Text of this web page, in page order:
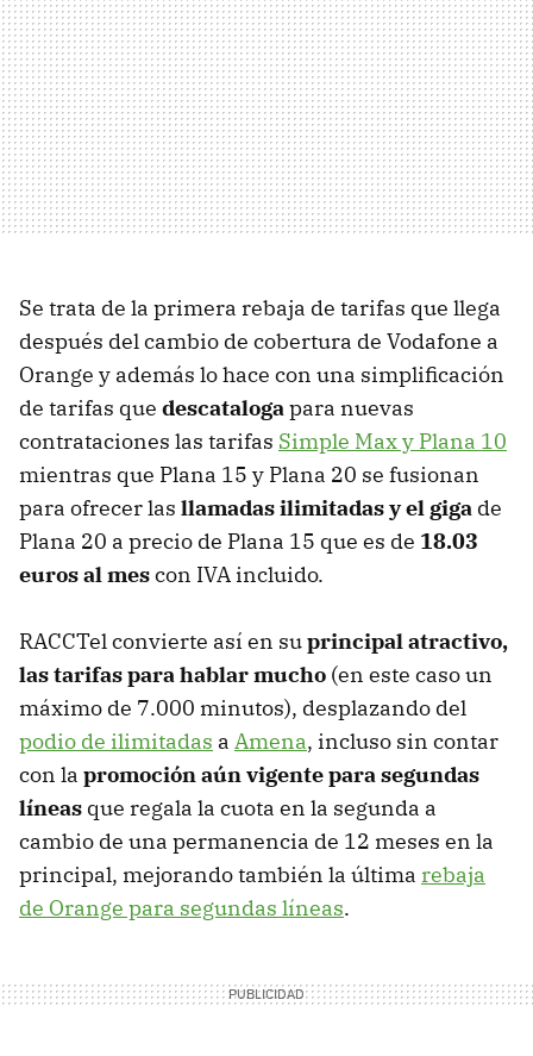
Se trata de la primera rebaja de tarifas que llega
después del cambio de cobertura de Vodafone a
Orange y además lo hace con una simplificación
de tarifas que descatalogapara nuevas
contrataciones las tarifas Simple Max y Plana 10
mientras que Plana 15 y Plana 20 se fusionan
para ofrecer las llamadas ilimitadas y el giga de
Plana 20 a precio de Plana 15 que es de 18.03
euros al mescon IVA incluido.
RACCTel convierte así en suprincipal atractivo,
las tarifas para hablar mucho (en este caso un
máximo de 7.000 minutos), desplazando del
podio de ilimitadas a Amena, incluso sin contar
con la promoción aún vigente para segundas
líneas que regala la cuota en la segunda a
cambio de una permanencia de 12 meses en la
principal, mejorando también la última rebaja
de Orange para segundas líneas.